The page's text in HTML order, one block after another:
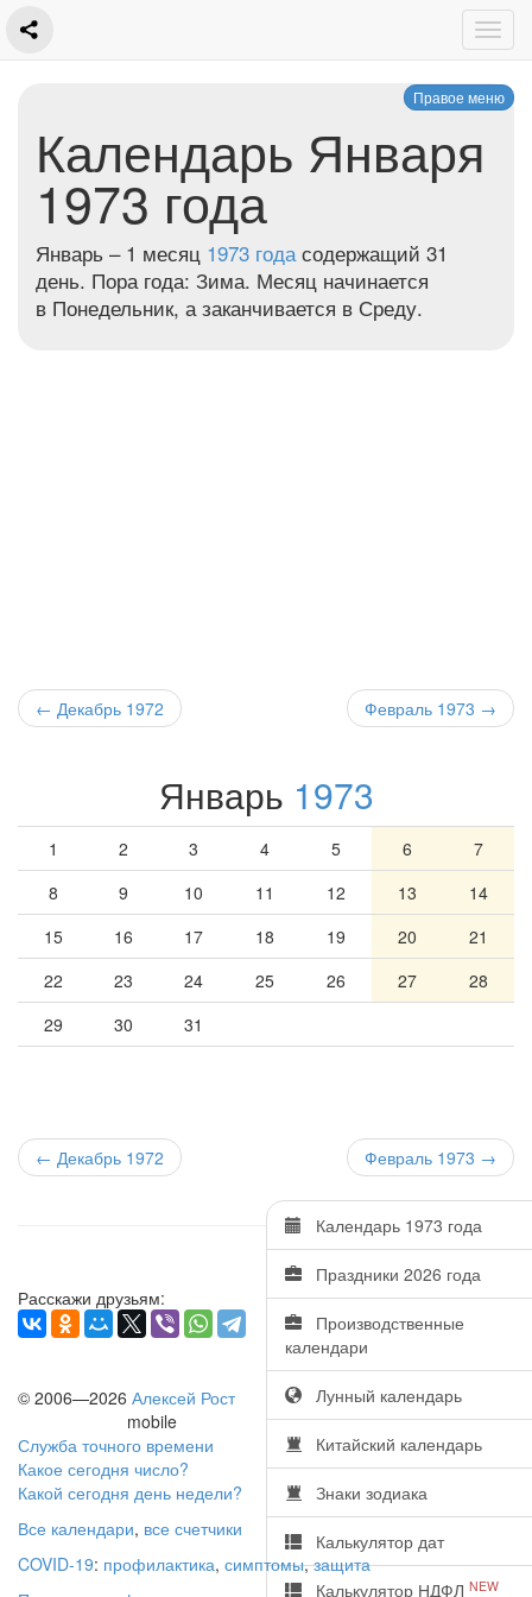
Правое меню
Календарь Января
1973 года
Январь – 1 месяц 1973 годасодержащий 31
день. Пора года: Зима. Месяц начинается
в Понедельник, а заканчивается в Среду.
← Декабрь 1972 Февраль 1973 →
Январь 1973
1 2 3 4 5 6
7
8
9 10 11 12 13
14
15
16 17 18 19 20
21
22
23 24 25 26 27
28
29
30 31
← Декабрь 1972 Февраль 1973 →
Календарь 1973 года
Праздники 2026 года
Производственные
календари
Лунный календарь
Китайский календарь
Знаки зодиака
Калькулятор дат
Калькулятор НДФЛ NEW
Расскажи друзьям:
© 2006—2026 Алексей Рост
mobile
Служба точного времени
Какое сегодня число?
Какой сегодня день недели?
Все календари, все счетчики
COVID-19: профилактика, симптомы,защита